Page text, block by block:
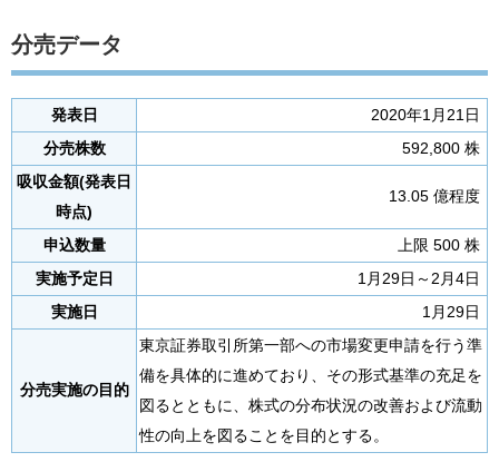
分売データ
発表日
2020年1月21日
分売株数
592,800 株
吸収金額(発表日
時点)
13.05 億程度
申込数量
上限 500 株
実施予定日
1月29日～2月4日
実施日
1月29日
分売実施の目的
東京証券取引所第一部への市場変更申請を行う準
備を具体的に進めており、その形式基準の充足を
図るとともに、株式の分布状況の改善および流動
性の向上を図ることを目的とする。